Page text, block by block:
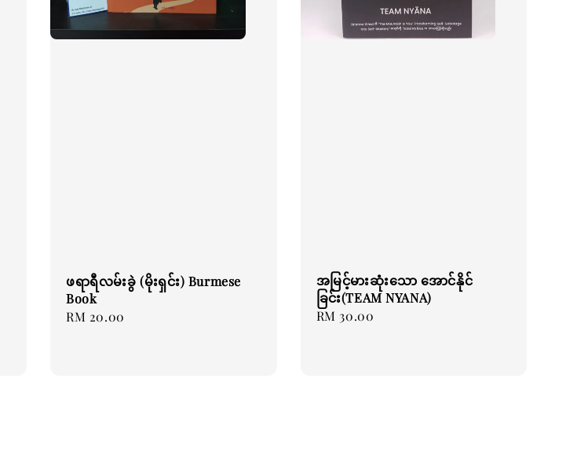
ဖရာရီလမ်းခွဲ (မိုးရှင်း) Burmese
Book
Regular
RM 20.00
အမြင့်မားဆုံးသော အောင်နိုင်
ခြင်း(TEAM NYANA)
Regular
RM 30.00